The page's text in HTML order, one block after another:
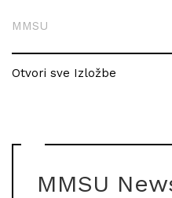
MMSU
Otvori sve Izložbe
MMSU